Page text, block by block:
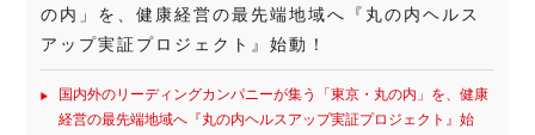
の内」を、健康経営の最先端地域へ『丸の内ヘルス
アップ実証プロジェクト』始動！
国内外のリーディングカンパニーが集う「東京・丸の内」を、健康
経営の最先端地域へ『丸の内ヘルスアップ実証プロジェクト』始